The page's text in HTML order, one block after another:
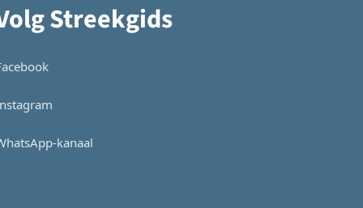
Streekgids
kanaal